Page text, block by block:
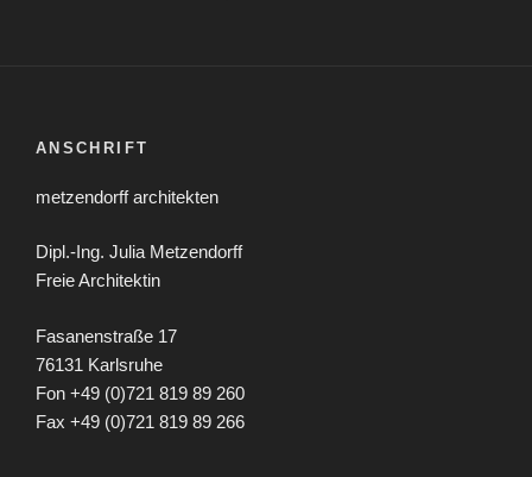
ANSCHRIFT
metzendorff architekten
Dipl.-Ing. Julia Metzendorff
Freie Architektin
Fasanenstraße 17
76131 Karlsruhe
Fon +49 (0)721 819 89 260
Fax +49 (0)721 819 89 266